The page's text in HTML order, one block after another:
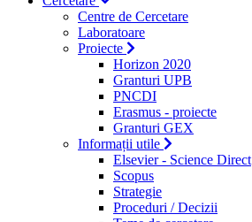
Centre de Cercetare
Laboratoare
Proiecte
Horizon 2020
Granturi UPB
PNCDI
Erasmus - proiecte
Granturi GEX
Informații utile
Elsevier - Science Direct
Scopus
Strategie
Proceduri / Decizii